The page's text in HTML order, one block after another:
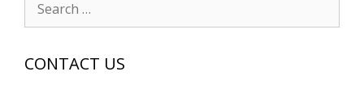
for:
CONTACT US